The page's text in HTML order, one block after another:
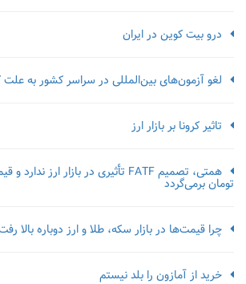
درو بیت کوین در ایران
لغو آزمون‌‌های بین‌المللی در سراسر کشور به علت
تاثیر کرونا بر بازار ارز
تومان برمی‌گردد
چرا قیمت‌ها در بازار سکه، طلا و ارز دوباره بالا
خرید از آمازون را بلد نیستم